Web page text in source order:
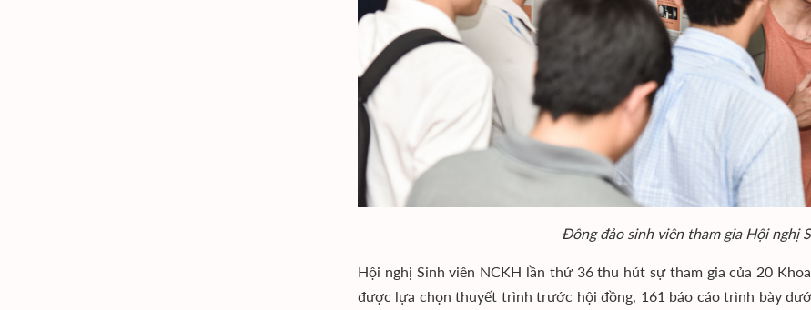
Đông đảo sinh viên tham gia Hội nghị
Hội nghị Sinh viên NCKH lần thứ 36 thu hút sự tham gia của 20
được lựa chọn thuyết trình trước hội đồng, 161 báo cáo trình bày